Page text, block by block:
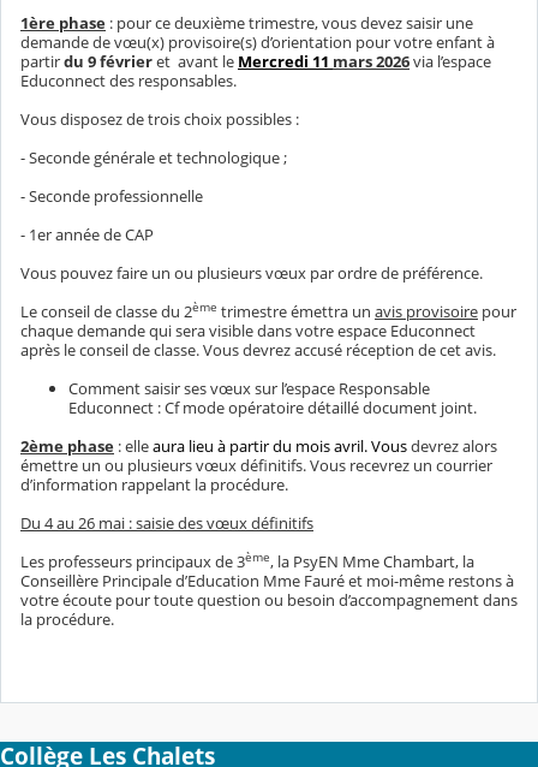
1ère phase : pour ce deuxième trimestre, vous devez saisir une
demande de vœu(x) provisoire(s) d’orientation pour votre enfant à
partirdu 9 févrieret avant le Mercredi 11 mars 2026via l’espace
Educonnect des responsables.
Vous disposez de trois choix possibles :
- Seconde générale et technologique ;
- Seconde professionnelle
- 1er année de CAP
Vous pouvez faire un ou plusieurs vœux par ordre de préférence.
Le conseil de classe du 2ème trimestre émettra un avis provisoire pour
chaque demande qui sera visible dans votre espace Educonnect
après le conseil de classe. Vous devrez accusé réception de cet avis.
Comment saisir ses vœux sur l’espace Responsable
Educonnect : Cf mode opératoire détaillé document joint.
2ème phase : elleaura lieu à partir du mois avril. Vousdevrez alors
émettre un ou plusieurs vœux définitifs. Vous recevrez un courrier
d’information rappelant la procédure.
Du 4 au 26 mai : saisie des vœux définitifs
Les professeurs principaux de 3ème, la PsyEN Mme Chambart, la
Conseillère Principale d’Education Mme Fauré et moi-même restons à
votre écoute pour toute question ou besoin d’accompagnement dans
la procédure.
Collège Les Chalets